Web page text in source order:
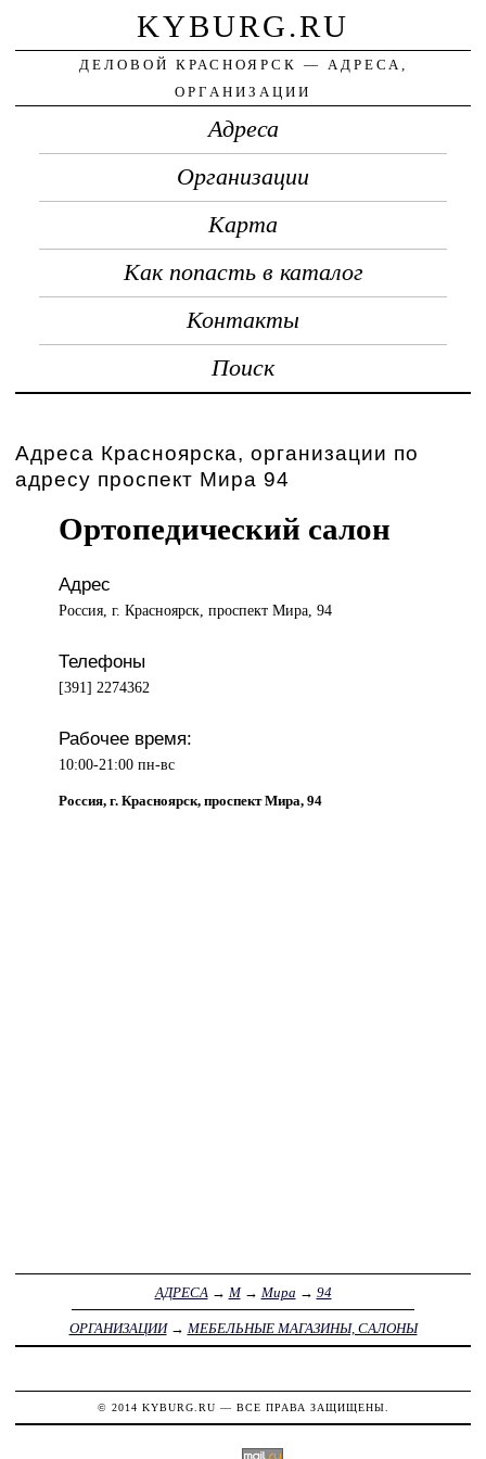
KYBURG.RU
ДЕЛОВОЙ КРАСНОЯРСК — АДРЕСА,
ОРГАНИЗАЦИИ
Адреса
Организации
Карта
Как попасть в каталог
Контакты
Поиск
Адреса Красноярска, организации по
адресу проспект Мира 94
Ортопедический салон
Адрес
Россия, г. Красноярск, проспект Мира, 94
Телефоны
[391] 2274362
Рабочее время:
10:00-21:00 пн-вс
Россия, г. Красноярск, проспект Мира, 94
АДРЕСА → М→ Мира → 94
ОРГАНИЗАЦИИ→ МЕБЕЛЬНЫЕ МАГАЗИНЫ, САЛОНЫ
© 2014 KYBURG.RU — ВСЕ ПРАВА ЗАЩИЩЕНЫ.